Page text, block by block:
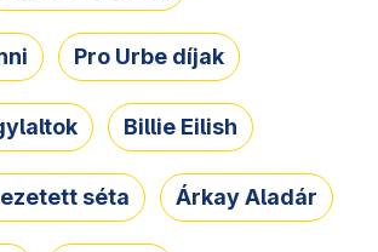
Pro Urbe díjak
Billie Eilish
séta Árkay Aladár